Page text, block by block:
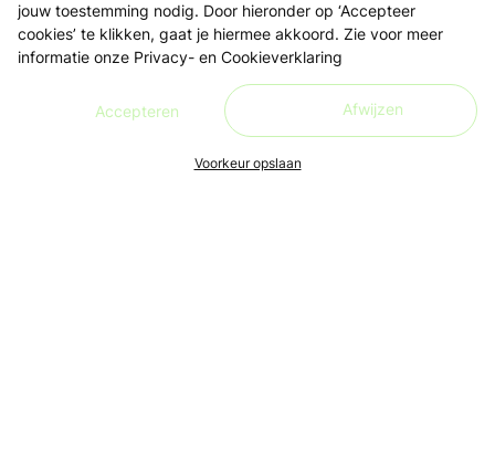
jouw toestemming nodig. Door hieronder op ‘Accepteer
cookies’ te klikken, gaat je hiermee akkoord. Zie voor meer
informatie onze Privacy- en Cookieverklaring
Accepteren Afwijzen
Voorkeur opslaan